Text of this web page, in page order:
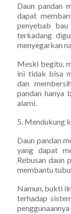
Daun pandan
dapat
penyebab
terkadang
menyegarkan
Meski begitu,
ini tidak bisa
dan
pandan hanya
alami.
5. Mendukung
Daun pandan
yang dapat
Rebusan daun
membantu
Namun, bukti
terhadap